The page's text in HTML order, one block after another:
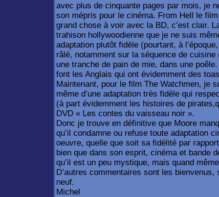
avec plus de cinquante pages par mois, je
son mépris pour le cinéma. From Hell le
grand chose à voir avec la BD, c’est clair.
trahison hollywoodienne que je ne suis
adaptation plutôt fidèle (pourtant, à
râlé, notamment sur la séquence de
une tranche de pain de mie, dans une
font les Anglais qui ont évidemment des
Maintenant, pour le film The Watchmen, je
même d’une adaptation très fidèle qui
(à part évidemment les histoires de
DVD « Les contes du vaisseau noir ».
Donc je trouve en définitive que Moore
qu’il condamne ou refuse toute adaptation
oeuvre, quelle que soit sa fidélité par
bien que dans son esprit, cinéma et bande
qu’il est un peu mystique, mais quand
D’autres commentaires sont les bienvenus,
neuf.
Michel